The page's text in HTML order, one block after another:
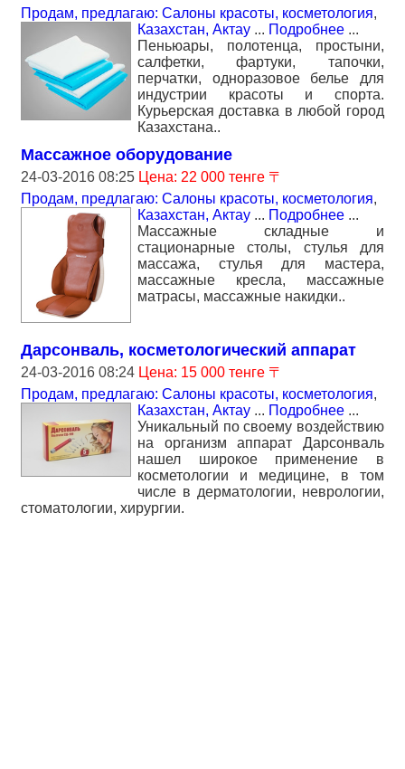
Продам, предлагаю: Салоны красоты, косметология,
Казахстан, Актау ... Подробнее ...
Пеньюары, полотенца, простыни,
салфетки, фартуки, тапочки,
перчатки, одноразовое белье для
индустрии красоты и спорта.
Курьерская доставка в любой город
Казахстана..
Массажное оборудование
24-03-2016 08:25 Цена: 22 000 тенге 〒
Продам, предлагаю: Салоны красоты, косметология,
Казахстан, Актау ... Подробнее ...
Массажные складные и
стационарные столы, стулья для
массажа, стулья для мастера,
массажные кресла, массажные
матрасы, массажные накидки..
Дарсонваль, косметологический аппарат
24-03-2016 08:24 Цена: 15 000 тенге 〒
Продам, предлагаю: Салоны красоты, косметология,
Казахстан, Актау ... Подробнее ...
Уникальный по своему воздействию
на организм аппарат Дарсонваль
нашел широкое применение в
косметологии и медицине, в том
числе в дерматологии, неврологии,
стоматологии, хирургии.